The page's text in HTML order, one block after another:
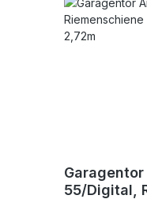
55/Digital,